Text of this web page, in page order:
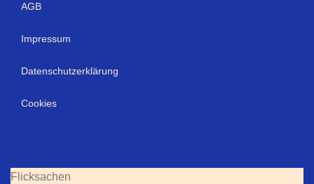
AGB
Impressum
Datenschutzerklärung
Cookies
Flicksachen